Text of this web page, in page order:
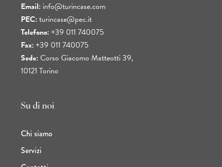
Email: info@turincase.com
PEC: turincase@pec.it
Telefono: +39 011 740075
Fax: +39 011 740075
Sede: Corso Giacomo Matteotti 39,
10121 Torino
Su di noi
Chi siamo
Servizi